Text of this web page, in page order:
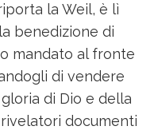
la Weil, è lì
benedizione di
mandato al fronte
di vendere
di Dio e della
documenti